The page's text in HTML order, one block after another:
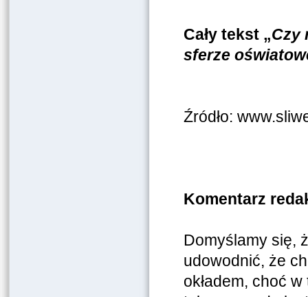
Cały tekst „Czy
sferze
Źródło:
Komentarz
Domyślamy się,
udowodnić, że
okładem, choć